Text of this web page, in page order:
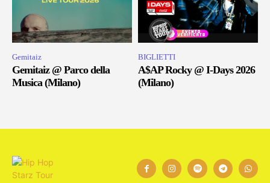
Gemitaiz
Gemitaiz @ Parco della
Musica (Milano)
BIGLIETTI
A$AP Rocky @ I-Days 2026
(Milano)